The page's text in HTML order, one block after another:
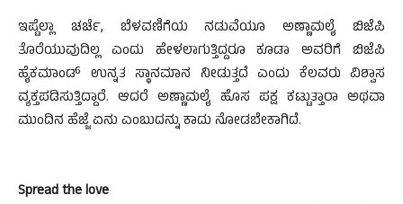
ಇಷ್ಟೆಲ್ಲಾ ಚರ್ಚೆ, ಬೆಳವಣಿಗೆಯ ನಡುವೆಯೂ ಅಣ್ಣಾಮಲೈ ಬಿಜೆಪಿ
ತೊರೆಯುವುದಿಲ್ಲ ಎಂದು ಹೇಳಲಾಗುತ್ತಿದ್ದರೂ ಕೂಡಾ ಅವರಿಗೆ ಬಿಜೆಪಿ
ಹೈಕಮಾಂಡ್ ಉನ್ನತ ಸ್ಥಾನಮಾನ ನೀಡುತ್ತದೆ ಎಂದು ಕೆಲವರು ವಿಶ್ವಾಸ
ವ್ಯಕ್ತಪಡಿಸುತ್ತಿದ್ದಾರೆ. ಆದರೆ ಅಣ್ಣಾಮಲೈ ಹೊಸ ಪಕ್ಷ ಕಟ್ಟುತ್ತಾರಾ ಅಥವಾ
ಮುಂದಿನ ಹೆಜ್ಜೆ ಏನು ಎಂಬುದನ್ನು ಕಾದು ನೋಡಬೇಕಾಗಿದೆ.
Spread the love